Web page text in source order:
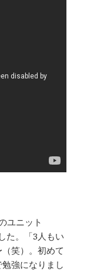
ユニット
た。「3人もい
笑）。初めて
強になりまし